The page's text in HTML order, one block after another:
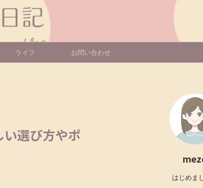
ライフ お問い合わせ
選び方やポ
はじめま